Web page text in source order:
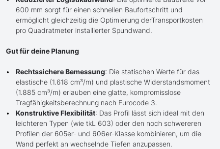
600 mm sorgt für einen schnellen Baufortschritt und
ermöglicht gleichzeitig die Optimierung derTransportkosten
pro Quadratmeter installierter Spundwand.
Gut für deine Planung
Rechtssichere Bemessung: Die statischen Werte für das
elastische (1.618 cm³/m) und plastische Widerstandsmoment
(1.885 cm³/m) erlauben eine glatte, kompromisslose
Tragfähigkeitsberechnung nach Eurocode 3.
Konstruktive Flexibilität: Das Profil lässt sich ideal mit den
leichteren Typen (wie tkL 603) oder den noch schwereren
Profilen der 605er- und 606er-Klasse kombinieren, um die
Wand perfekt an wechselnde Tiefen anzupassen.